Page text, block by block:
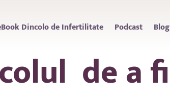
Dincolo de Infertilitate Podcast Blog
de a fi